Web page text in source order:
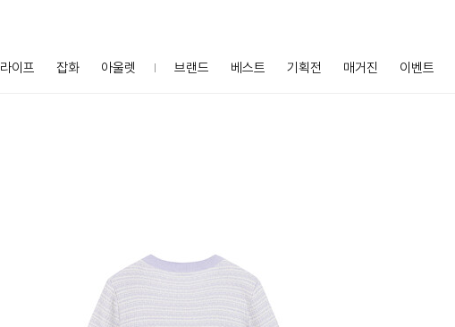
라이프 잡화 아울렛 브랜드 베스트 기획전 매거진 이벤트